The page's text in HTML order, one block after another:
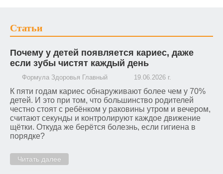
Статьи
Почему у детей появляется кариес, даже
если зубы чистят каждый день
Формула Здоровья Главный 19.06.2026 г.
К пяти годам кариес обнаруживают более чем у 70%
детей. И это при том, что большинство родителей
честно стоят с ребёнком у раковины утром и вечером,
считают секунды и контролируют каждое движение
щётки. Откуда же берётся болезнь, если гигиена в
порядке?
Читать далее